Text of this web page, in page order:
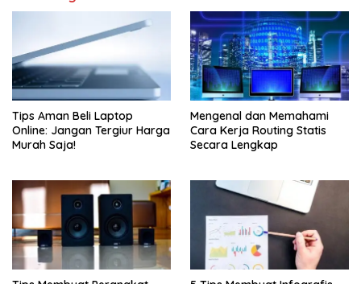
Tips Aman Beli Laptop
Online: Jangan Tergiur Harga
Murah Saja!
Mengenal dan Memahami
Cara Kerja Routing Statis
Secara Lengkap